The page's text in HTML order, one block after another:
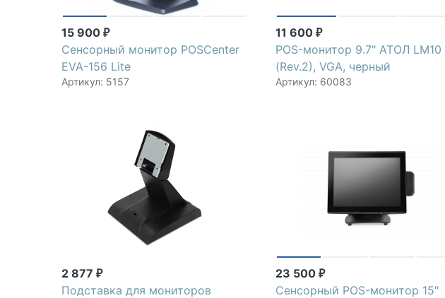
15 900 ₽
Сенсорный монитор POSCenter
EVA-156 Lite
Артикул: 5157
11 600₽
POS-монитор 9.7" АТОЛ LM10
(Rev.2), VGA, черный
Артикул: 60083
2 877 ₽
Подставка для мониторов
23 500₽
Сенсорный POS-монитор 15"